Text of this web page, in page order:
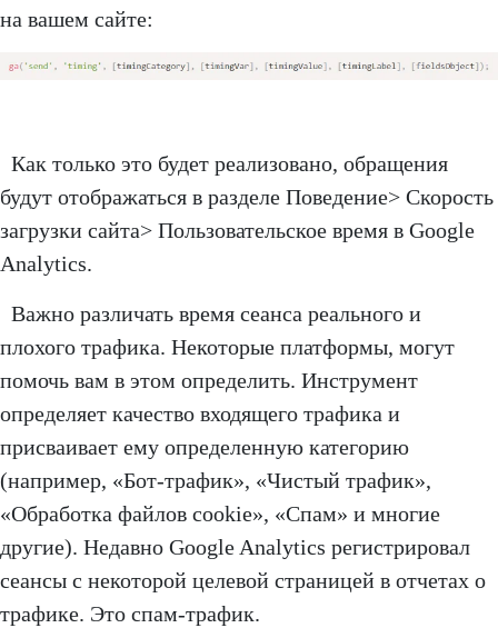
на вашем сайте:
Как только это будет реализовано, обращения
будут отображаться в разделе Поведение> Скорость
загрузки сайта> Пользовательское время в Google
Analytics.
Важно различать время сеанса реального и
плохого трафика. Некоторые платформы, могут
помочь вам в этом определить. Инструмент
определяет качество входящего трафика и
присваивает ему определенную категорию
(например, «Бот-трафик», «Чистый трафик»,
«Обработка файлов cookie», «Спам» и многие
другие). Недавно Google Analytics регистрировал
сеансы с некоторой целевой страницей в отчетах о
трафике. Это спам-трафик.